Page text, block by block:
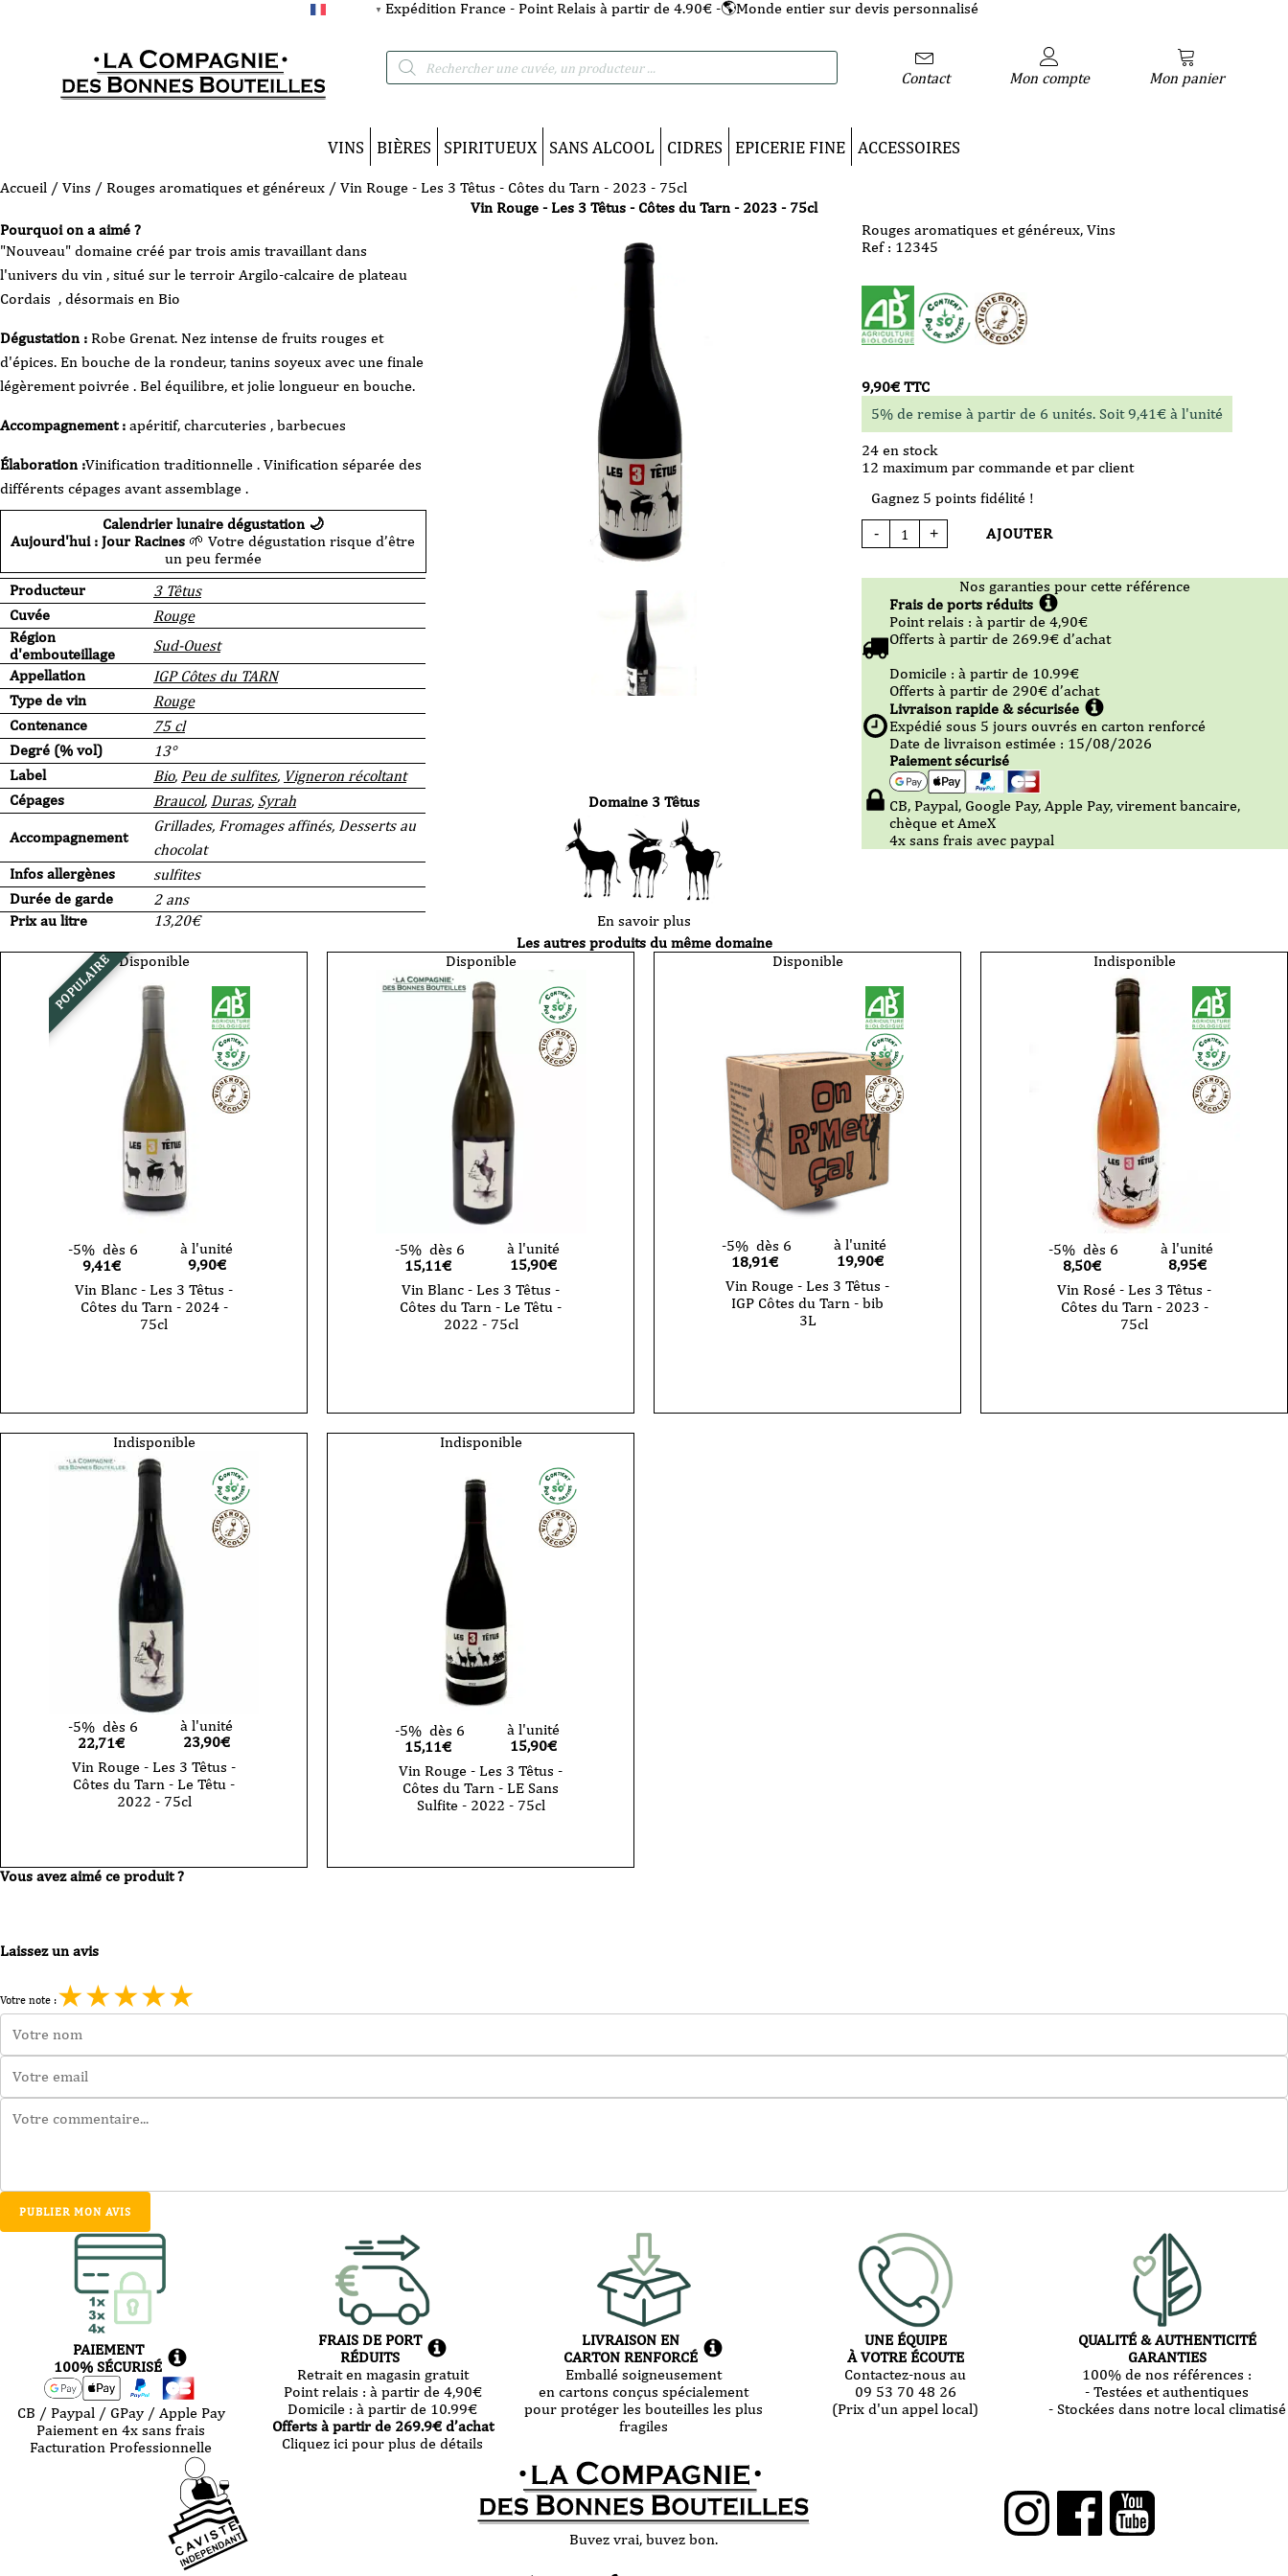
▼ Expédition France - Point Relais à partir de 4.90€ -🌎Monde entier sur devis personnalisé
Recherche
de
Contact Mon compte Mon panier
VINS BIÈRES SPIRITUEUX SANS ALCOOL CIDRES EPICERIE FINE ACCESSOIRES
Accueil / Vins / Rouges aromatiques et généreux / Vin Rouge - Les 3 Têtus - Côtes du Tarn - 2023 - 75cl
Vin Rouge - Les 3 Têtus - Côtes du Tarn - 2023 - 75cl
Pourquoi on a aimé ?
"Nouveau" domaine créé par trois amis travaillant dans
l'univers du vin , situé sur le terroir Argilo-calcaire de plateau
Cordais , désormais en Bio
Dégustation : Robe Grenat. Nez intense de fruits rouges et
d'épices. En bouche de la rondeur, tanins soyeux avec une finale
légèrement poivrée . Bel équilibre, et jolie longueur en bouche.
Accompagnement : apéritif, charcuteries , barbecues
Élaboration :Vinification traditionnelle . Vinification séparée des
différents cépages avant assemblage .
Calendrier lunaire dégustation 🌙
Aujourd'hui : Jour Racines 🌱 Votre dégustation risque d’être
un peu fermée
Producteur
3 Têtus
Cuvée
Rouge
Région
d'embouteillage
Sud-Ouest
Appellation
IGP Côtes du TARN
Type de vin
Rouge
Contenance
75 cl
Degré (% vol)
13°
Label
Bio, Peu de sulfites, Vigneron récoltant
Cépages
Braucol, Duras, Syrah
Accompagnement
Grillades, Fromages affinés, Desserts au
chocolat
Infos allergènes
sulfites
Durée de garde
2 ans
Prix au litre
13,20€
Rouges aromatiques et généreux,Vins
Ref : 12345
9,90€ TTC
5% de remise à partir de 6 unités. Soit9,41€ à l'unité
24 en stock
12 maximum par commande et par client
Gagnez 5 points fidélité !
-
quantité
de
-
3
Têtus
-
Côtes
du
-
2023
-
75cl
+ AJOUTER
Nos garanties pour cette référence
Frais de ports réduits
Point relais :à partir de 4,90€
Offerts à partir de 269.9€ d’achat
Domicile :à partir de 10.99€
Offerts à partir de 290€ d’achat
Livraison rapide & sécurisée
Expédié sous 5 jours ouvrés en carton renforcé
Date de livraison estimée : 15/08/2026
Paiement sécurisé
CB, Paypal, Google Pay, Apple Pay, virement bancaire,
chèque et AmeX
4x sans frais avec paypal
Domaine 3 Têtus
En savoir plus
Les autres produits du même domaine
POPULAIRE Disponible
-5% dès 6
9,41€
à l'unité
9,90€
Vin Blanc - Les 3 Têtus -
Côtes du Tarn - 2024 -
75cl
-
Têtus
Disponible
-5% dès 6
15,11€
à l'unité
15,90€
Vin Blanc - Les 3 Têtus -
Côtes du Tarn - Le Têtu -
2022 - 75cl
-
Disponible
-5% dès 6
18,91€
à l'unité
19,90€
Vin Rouge - Les 3 Têtus -
IGP Côtes du Tarn - bib
3L
Indisponible
-5% dès 6
8,50€
à l'unité
8,95€
Vin Rosé - Les 3 Têtus -
Côtes du Tarn - 2023 -
75cl
Indisponible
-5% dès 6
22,71€
à l'unité
23,90€
Vin Rouge - Les 3 Têtus -
Côtes du Tarn - Le Têtu -
2022 - 75cl
Indisponible
-5% dès 6
15,11€
à l'unité
15,90€
Vin Rouge - Les 3 Têtus -
Côtes du Tarn - LE Sans
Sulfite - 2022 - 75cl
Vous avez aimé ce produit ?
Laissez un avis
Votre note :★★★★★
PUBLIER MON AVIS
PAIEMENT
100% SÉCURISÉ
CB / Paypal / GPay / Apple Pay
Paiement en 4x sans frais
Facturation Professionnelle
FRAIS DE PORT
RÉDUITS
Retrait en magasin gratuit
Point relais : à partir de 4,90€
Domicile :à partir de 10.99€
Offerts à partir de 269.9€ d’achat
Cliquez ici pour plus de détails
LIVRAISON EN
CARTON RENFORCÉ
Emballé soigneusement
en cartons conçus spécialement
pour protéger les bouteilles les plus
fragiles
UNE ÉQUIPE
À VOTRE ÉCOUTE
Contactez-nous au
09 53 70 48 26
(Prix d'un appel local)
QUALITÉ & AUTHENTICITÉ
GARANTIES
100% de nos références :
- Testées et authentiques
- Stockées dans notre local climatisé
Buvez vrai, buvez bon.